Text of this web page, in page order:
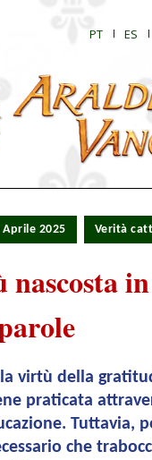
PT ES
Aprile 2025 Verità
in
virtù della
praticata
Tuttavia,
che